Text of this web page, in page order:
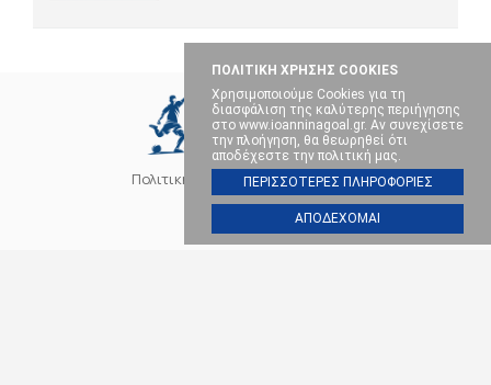
ΠΟΛΙΤΙΚΗ ΧΡΗΣΗΣ COOKIES
Χρησιμοποιούμε Cookies για τη
διασφάλιση της καλύτερης περιήγησης
στο www.ioanninagoal.gr. Αν συνεχίσετε
την πλοήγηση, θα θεωρηθεί ότι
αποδέχεστε την πολιτική μας.
ΠΕΡΙΣΣΟΤΕΡΕΣ ΠΛΗΡΟΦΟΡΙΕΣ
ΑΠΟΔΕΧΟΜΑΙ
Πολιτική Cookies Επικοινωνία
SOCIAL MEDIA